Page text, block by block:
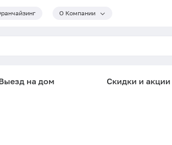
О Компании
на дом Скидки и акции